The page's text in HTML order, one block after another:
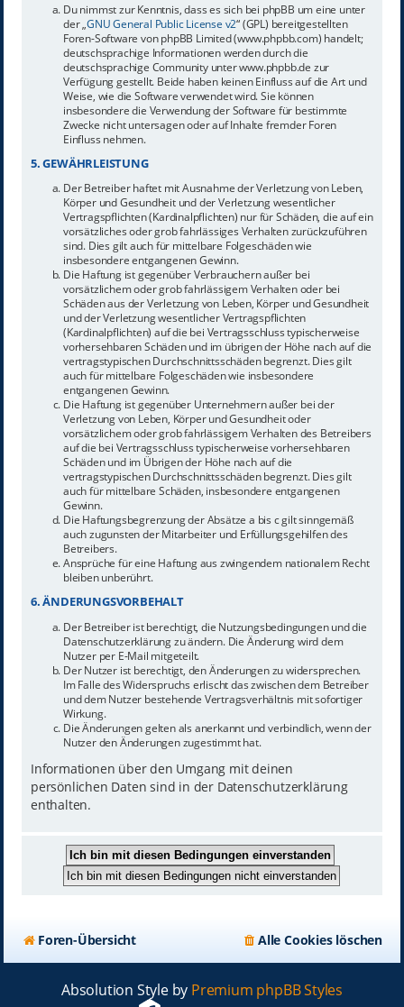
Du nimmst zur Kenntnis, dass es sich bei phpBB um eine unter
der „GNU General Public License v2“ (GPL) bereitgestellten
Foren-Software von phpBB Limited (www.phpbb.com) handelt;
deutschsprachige Informationen werden durch die
deutschsprachige Community unter www.phpbb.de zur
Verfügung gestellt. Beide haben keinen Einfluss auf die Art und
Weise, wie die Software verwendet wird. Sie können
insbesondere die Verwendung der Software für bestimmte
Zwecke nicht untersagen oder auf Inhalte fremder Foren
Einfluss nehmen.
5. GEWÄHRLEISTUNG
Der Betreiber haftet mit Ausnahme der Verletzung von Leben,
Körper und Gesundheit und der Verletzung wesentlicher
Vertragspflichten (Kardinalpflichten) nur für Schäden, die auf ein
vorsätzliches oder grob fahrlässiges Verhalten zurückzuführen
sind. Dies gilt auch für mittelbare Folgeschäden wie
insbesondere entgangenen Gewinn.
Die Haftung ist gegenüber Verbrauchern außer bei
vorsätzlichem oder grob fahrlässigem Verhalten oder bei
Schäden aus der Verletzung von Leben, Körper und Gesundheit
und der Verletzung wesentlicher Vertragspflichten
(Kardinalpflichten) auf die bei Vertragsschluss typischerweise
vorhersehbaren Schäden und im übrigen der Höhe nach auf die
vertragstypischen Durchschnittsschäden begrenzt. Dies gilt
auch für mittelbare Folgeschäden wie insbesondere
entgangenen Gewinn.
Die Haftung ist gegenüber Unternehmern außer bei der
Verletzung von Leben, Körper und Gesundheit oder
vorsätzlichem oder grob fahrlässigem Verhalten des Betreibers
auf die bei Vertragsschluss typischerweise vorhersehbaren
Schäden und im Übrigen der Höhe nach auf die
vertragstypischen Durchschnittsschäden begrenzt. Dies gilt
auch für mittelbare Schäden, insbesondere entgangenen
Gewinn.
Die Haftungsbegrenzung der Absätze a bis c gilt sinngemäß
auch zugunsten der Mitarbeiter und Erfüllungsgehilfen des
Betreibers.
Ansprüche für eine Haftung aus zwingendem nationalem Recht
bleiben unberührt.
6. ÄNDERUNGSVORBEHALT
Der Betreiber ist berechtigt, die Nutzungsbedingungen und die
Datenschutzerklärung zu ändern. Die Änderung wird dem
Nutzer per E-Mail mitgeteilt.
Der Nutzer ist berechtigt, den Änderungen zu widersprechen.
Im Falle des Widerspruchs erlischt das zwischen dem Betreiber
und dem Nutzer bestehende Vertragsverhältnis mit sofortiger
Wirkung.
Die Änderungen gelten als anerkannt und verbindlich, wenn der
Nutzer den Änderungen zugestimmt hat.
Informationen über den Umgang mit deinen
persönlichen Daten sind in der Datenschutzerklärung
enthalten.
Foren-Übersicht Alle Cookies löschen
Absolution Style by Premium phpBB Styles